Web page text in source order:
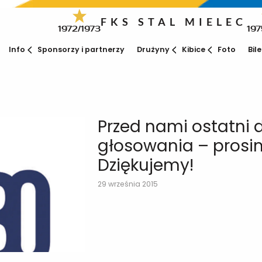
1972/1973
FKS STAL MIELEC
Info Sponsorzy i partnerzy Drużyny Kibice Foto
Przed nami ostatni
głosowania –
Dziękujemy!
29 września 2015